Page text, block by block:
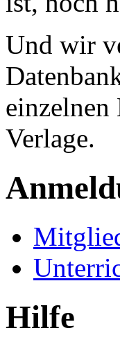
Und wir
einzelnen
Verlage.
Hilfe